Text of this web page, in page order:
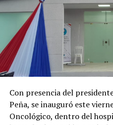
Con presencia del
Peña, se inauguró este
Oncológico, dentro del